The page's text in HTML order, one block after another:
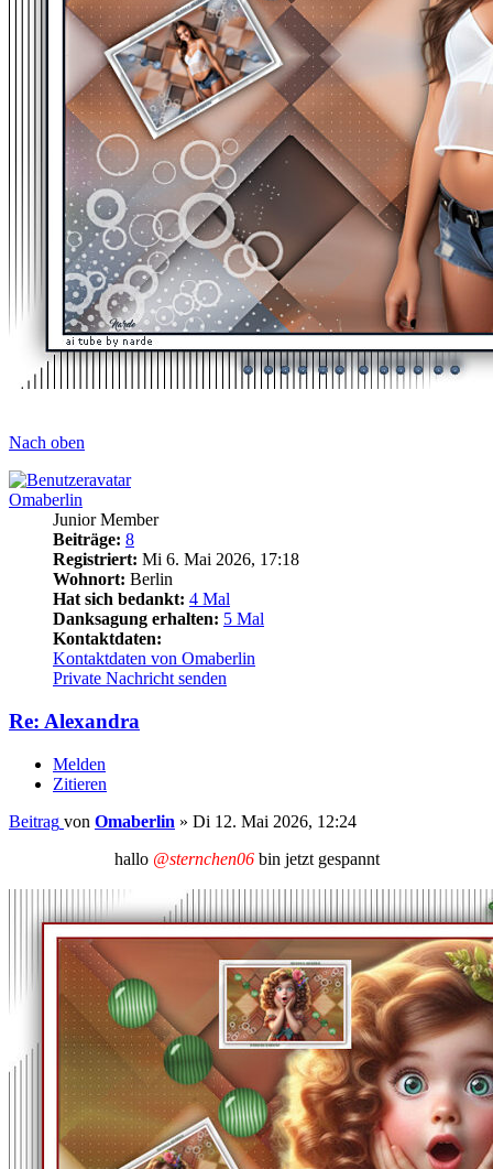
Nach oben
Omaberlin
Junior Member
Beiträge: 8
Registriert: Mi 6. Mai 2026, 17:18
Wohnort: Berlin
Hat sich bedankt: 4 Mal
Danksagung erhalten: 5 Mal
Kontaktdaten:
Kontaktdaten von Omaberlin
Private Nachricht senden
Re: Alexandra
Melden
Zitieren
Beitrag von Omaberlin » Di 12. Mai 2026, 12:24
hallo @sternchen06bin jetzt gespannt